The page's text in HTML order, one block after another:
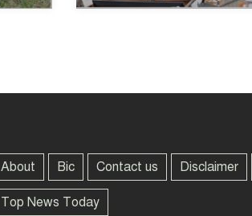
About Bic Contact us Disclaimer
Top News Today